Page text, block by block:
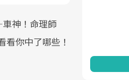
神！命理師
看你中了哪些！
了解自身健康
重要起點。